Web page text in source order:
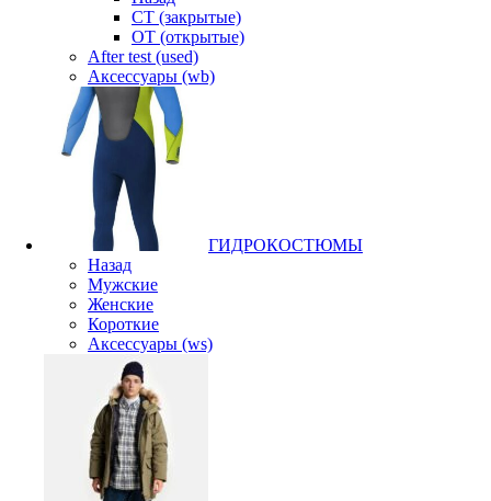
CT (закрытые)
OT (открытые)
After test (used)
Аксессуары (wb)
ГИДРОКОСТЮМЫ
Назад
Мужские
Женские
Короткие
Аксессуары (ws)